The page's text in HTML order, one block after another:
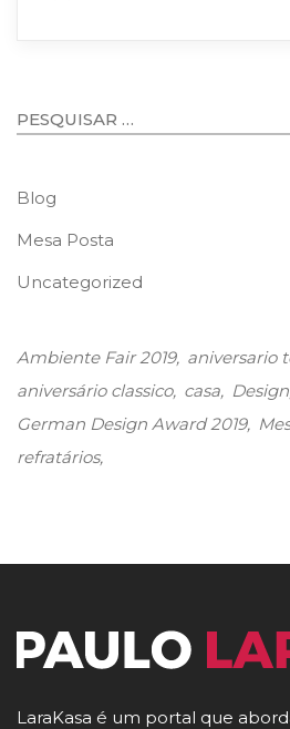
Blog
Mesa Posta
Uncategorized
Ambiente Fair 2019 aniversario
aniversário classico casa Design
German Design Award 2019
refratários
LaraKasa é um portal que